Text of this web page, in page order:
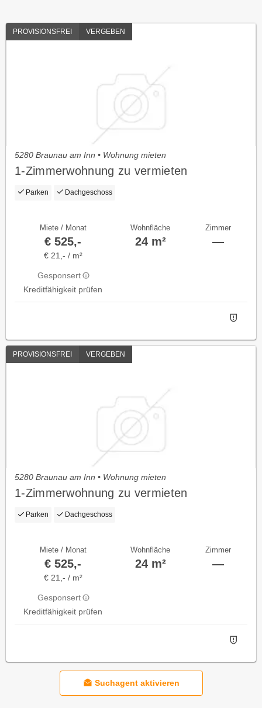
PROVISIONSFREI VERGEBEN
5280 Braunau am Inn • Wohnung mieten
1-Zimmerwohnung zu vermieten
Parken Dachgeschoss
Miete / Monat
€ 525,-
€ 21,- / m²
Gesponsert
Kreditfähigkeit prüfen
Wohnfläche
24 m²
Zimmer
—
PROVISIONSFREI VERGEBEN
5280 Braunau am Inn • Wohnung mieten
1-Zimmerwohnung zu vermieten
Parken Dachgeschoss
Miete / Monat
€ 525,-
€ 21,- / m²
Gesponsert
Kreditfähigkeit prüfen
Wohnfläche
24 m²
Zimmer
—
Suchagent aktivieren